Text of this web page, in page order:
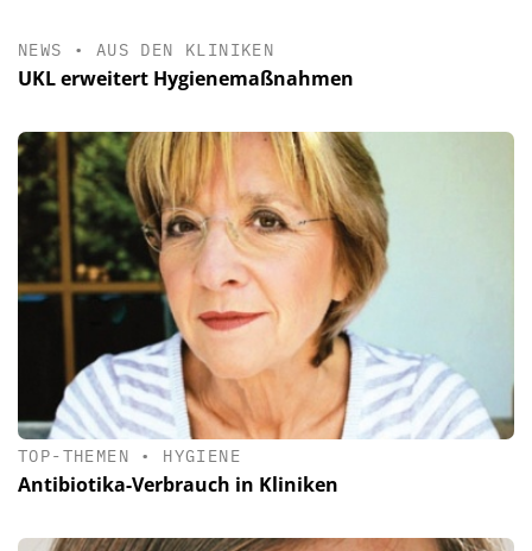
NEWS • AUS DEN KLINIKEN
UKL erweitert Hygienemaßnahmen
TOP-THEMEN • HYGIENE
Antibiotika-Verbrauch in Kliniken